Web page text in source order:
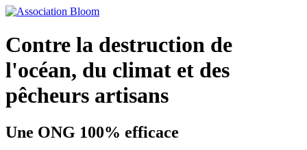
Contre la destruction de
l'océan, du climat et des
pêcheurs artisans
Une ONG 100% efficace